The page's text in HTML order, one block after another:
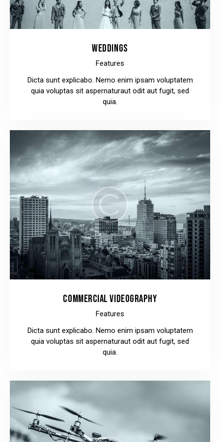
WEDDINGS
Features
Dicta sunt explicabo. Nemo enim ipsam voluptatem
quia voluptas sit aspernaturaut odit aut fugit, sed
quia.
COMMERCIAL VIDEOGRAPHY
Features
Dicta sunt explicabo. Nemo enim ipsam voluptatem
quia voluptas sit aspernaturaut odit aut fugit, sed
quia.